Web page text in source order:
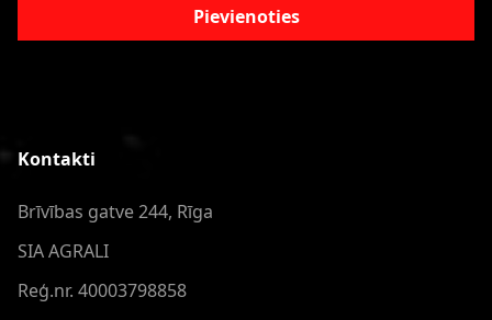
Pievienoties
Kontakti
Brīvības gatve 244, Rīga
SIA AGRALI
Reģ.nr. 40003798858